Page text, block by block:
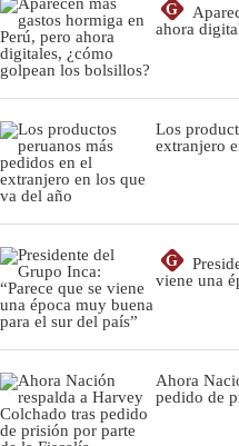
G
ahora
Los
extranjero
G
viene una
Ahora
pedido de